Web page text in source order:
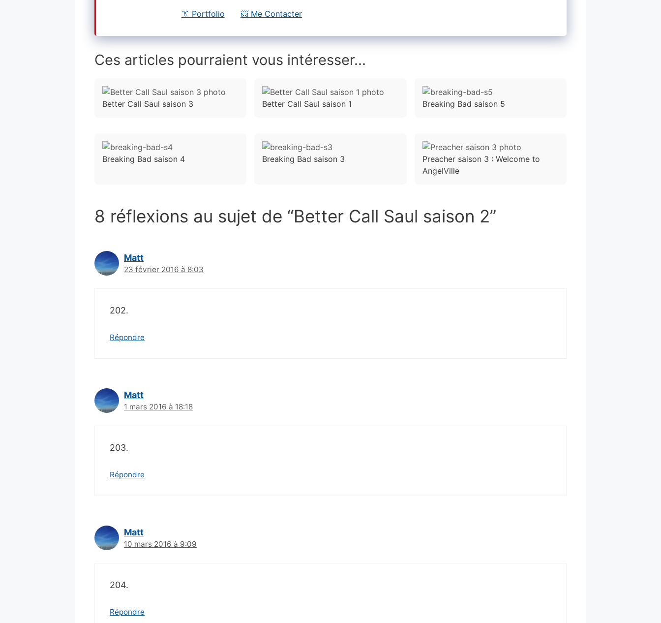
👔 Portfolio 📨 Me Contacter
Ces articles pourraient vous intéresser...
Better Call Saul saison 3 Better Call Saul saison 1 Breaking Bad saison 5
Breaking Bad saison 4 Breaking Bad saison 3
Preacher saison 3 : Welcome to
AngelVille
8 réflexions au sujet de “Better Call Saul saison 2”
Matt
23 février 2016 à 8:03
202.
Répondre
Matt
1 mars 2016 à 18:18
203.
Répondre
Matt
10 mars 2016 à 9:09
204.
Répondre